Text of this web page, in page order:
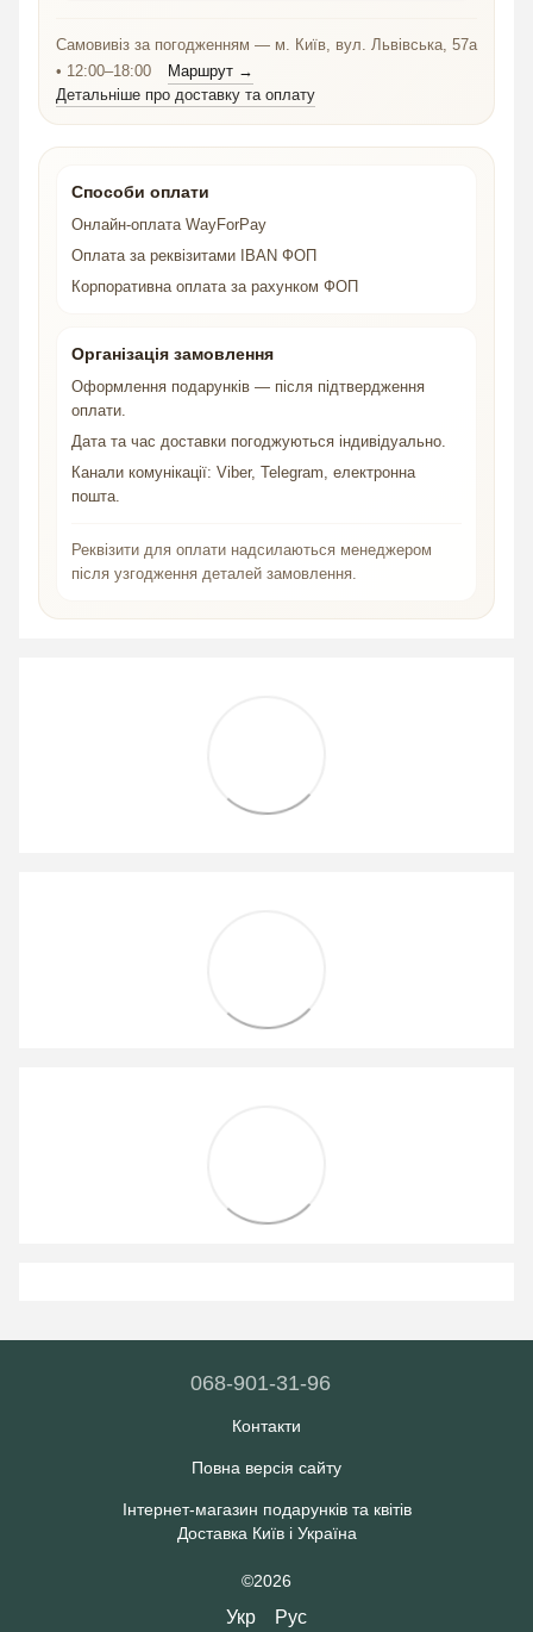
Самовивіз за погодженням — м. Київ, вул. Львівська, 57а
• 12:00–18:00
Маршрут →
Детальніше про доставку та оплату
Способи оплати
Онлайн-оплата WayForPay
Оплата за реквізитами IBAN ФОП
Корпоративна оплата за рахунком ФОП
Організація замовлення
Оформлення подарунків — після підтвердження
оплати.
Дата та час доставки погоджуються індивідуально.
Канали комунікації: Viber, Telegram, електронна
пошта.
Реквізити для оплати надсилаються менеджером
після узгодження деталей замовлення.
068-901-31-96
Контакти
Повна версія сайту
Інтернет-магазин подарунків та квітів
Доставка Київ і Україна
©2026
Укр Рус